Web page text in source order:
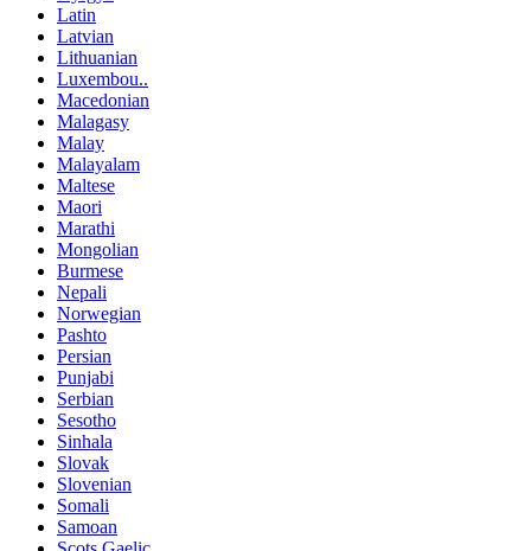
Latin
Latvian
Lithuanian
Luxembou..
Macedonian
Malagasy
Malay
Malayalam
Maltese
Maori
Marathi
Mongolian
Burmese
Nepali
Norwegian
Pashto
Persian
Punjabi
Serbian
Sesotho
Sinhala
Slovak
Slovenian
Somali
Samoan